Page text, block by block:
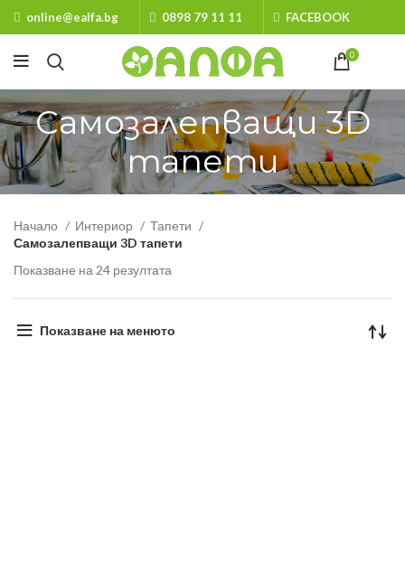
online@ealfa.bg 0898 79 11 11 FACEBOOK
0
Самозалепващи 3D
тапети
Начало Интериор
Тапети
Самозалепващи 3D тапети
Показване на 24 резултата
Показване на менюто